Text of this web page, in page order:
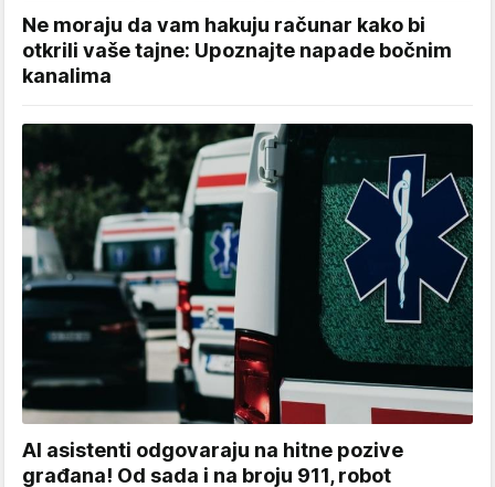
Ne moraju da vam hakuju računar kako bi
otkrili vaše tajne: Upoznajte napade bočnim
kanalima
AI asistenti odgovaraju na hitne pozive
građana! Od sada i na broju 911, robot